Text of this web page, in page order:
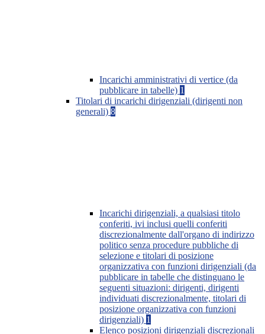
Incarichi amministrativi di vertice (da
pubblicare in tabelle) 1
Titolari di incarichi dirigenziali (dirigenti non
generali) 8
Incarichi dirigenziali, a qualsiasi titolo
conferiti, ivi inclusi quelli conferiti
discrezionalmente dall'organo di indirizzo
politico senza procedure pubbliche di
selezione e titolari di posizione
organizzativa con funzioni dirigenziali (da
pubblicare in tabelle che distinguano le
seguenti situazioni: dirigenti, dirigenti
individuati discrezionalmente, titolari di
posizione organizzativa con funzioni
dirigenziali) 1
Elenco posizioni dirigenziali discrezionali